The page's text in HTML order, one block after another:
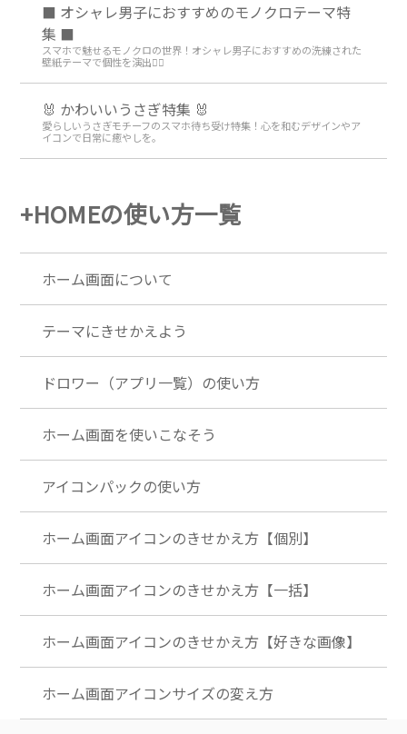
⬛ オシャレ男子におすすめのモノクロテーマ特
集 ⬛
スマホで魅せるモノクロの世界！オシャレ男子におすすめの洗練された
壁紙テーマで個性を演出💁‍♂️
🐰 かわいいうさぎ特集 🐰
愛らしいうさぎモチーフのスマホ待ち受け特集！心を和むデザインやア
イコンで日常に癒やしを。
+HOMEの使い方一覧
ホーム画面について
テーマにきせかえよう
ドロワー（アプリ一覧）の使い方
ホーム画面を使いこなそう
アイコンパックの使い方
ホーム画面アイコンのきせかえ方【個別】
ホーム画面アイコンのきせかえ方【一括】
ホーム画面アイコンのきせかえ方【好きな画像】
ホーム画面アイコンサイズの変え方